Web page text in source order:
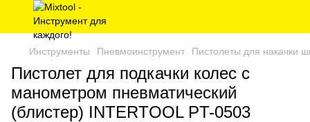
Инструменты Пневмоинструмент Пистолеты для накачки
Пистолет для подкачки колес с
манометром пневматический
(блистер) INTERTOOL PT-0503